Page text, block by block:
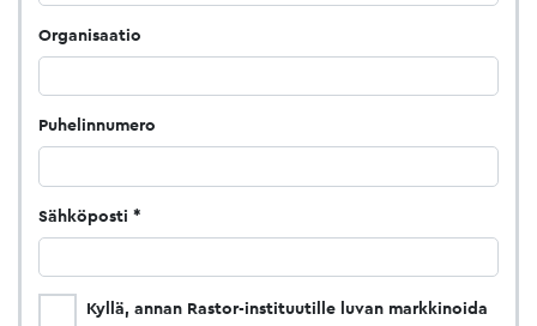
Organisaatio
Puhelinnumero
Sähköposti
Kyllä, annan Rastor-instituutille luvan markkinoida